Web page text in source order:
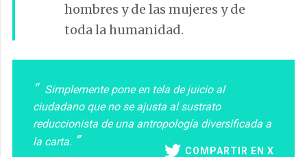
hombres y de las mujeres y de
toda la humanidad.
Simplemente pone en tela de juicio al
ciudadano que no se ajusta al sustrato
reduccionista de una antropología diversificada a
la carta.
COMPARTIR EN X